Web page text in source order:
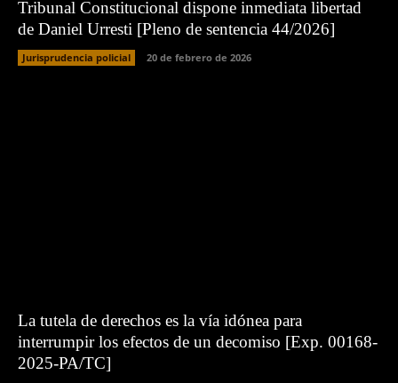
Tribunal Constitucional dispone inmediata libertad
de Daniel Urresti [Pleno de sentencia 44/2026]
Jurisprudencia policial 20 de febrero de 2026
La tutela de derechos es la vía idónea para
interrumpir los efectos de un decomiso [Exp. 00168-
2025-PA/TC]